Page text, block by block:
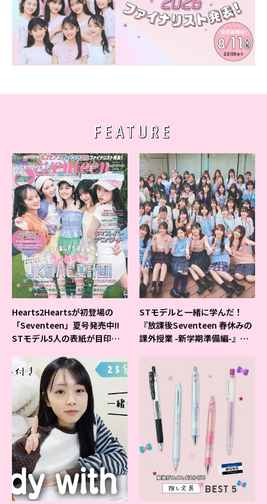
FEATURE
Hearts2Heartsが初登場の
「Seventeen」夏号発売中!!
STモデル5人の表紙が目印だ
STモデルと一緒に学んだ！
『放課後Seventeen 春休みの
課外授業 -新学期準備編-』イ